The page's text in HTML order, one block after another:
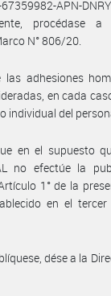
APN-
N° 806/20.
las adhesiones
en cada
individual del
en el supuesto
no efectúe la
1° de la
en el
dése a la